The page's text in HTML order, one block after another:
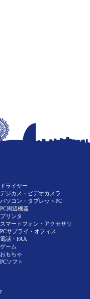
ドライヤー
デジカメ・ビデオカメラ
パソコン・タブレットPC
PC周辺機器
プリンタ
スマートフォン・アクセサリ
PCサプライ・オフィス
電話・FAX
ゲーム
おもちゃ
PCソフト